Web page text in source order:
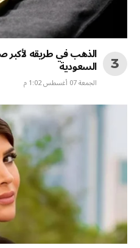
الذهب في طريقه لأكبر
السعودية
الجمعة 07 أغسطس 1:02 م